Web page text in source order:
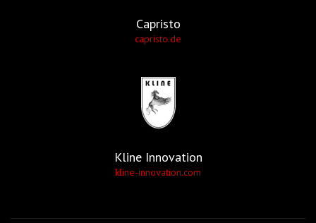
Capristo
capristo.de
Kline Innovation
kline-innovation.com